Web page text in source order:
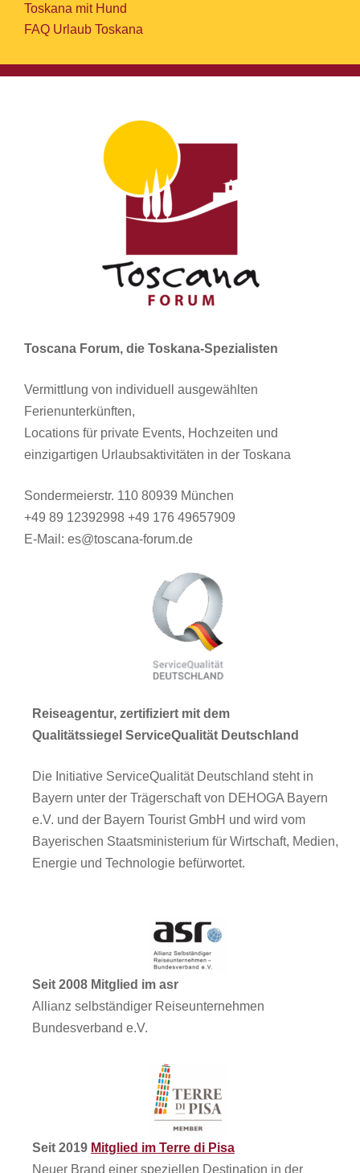
Toskana mit Hund
FAQ Urlaub Toskana
Toscana Forum, die Toskana-Spezialisten
Vermittlung von individuell ausgewählten
Ferienunterkünften,
Locations für private Events, Hochzeiten und
einzigartigen Urlaubsaktivitäten in der Toskana
Sondermeierstr. 110 80939 München
+49 89 12392998 +49 176 49657909
E-Mail: es@toscana-forum.de
Reiseagentur, zertifiziert mit dem
Qualitätssiegel ServiceQualität Deutschland
Die Initiative ServiceQualität Deutschland steht in
Bayern unter der Trägerschaft von DEHOGA Bayern
e.V. und der Bayern Tourist GmbH und wird vom
Bayerischen Staatsministerium für Wirtschaft, Medien,
Energie und Technologie befürwortet.
Seit 2008 Mitglied im asr
Allianz selbständiger Reiseunternehmen
Bundesverband e.V.
Seit 2019 Mitglied im Terre di Pisa
Neuer Brand einer speziellen Destination in der